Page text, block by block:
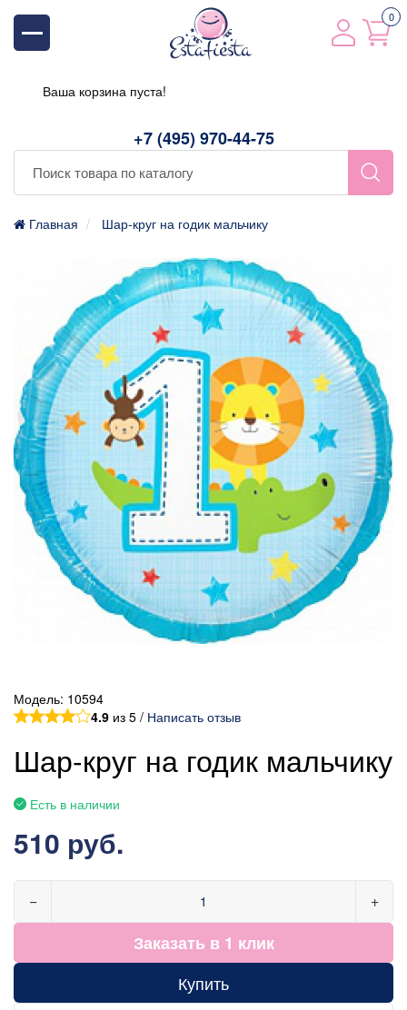
+7 (495) 970-44-75
0
Ваша корзина пуста!
Главная Шар-круг на годик мальчику
Модель: 10594
4.9 из 5 / Написать отзыв
Шар-круг на годик мальчику
Есть в наличии
510 руб.
− +
Заказать в 1 клик
Купить